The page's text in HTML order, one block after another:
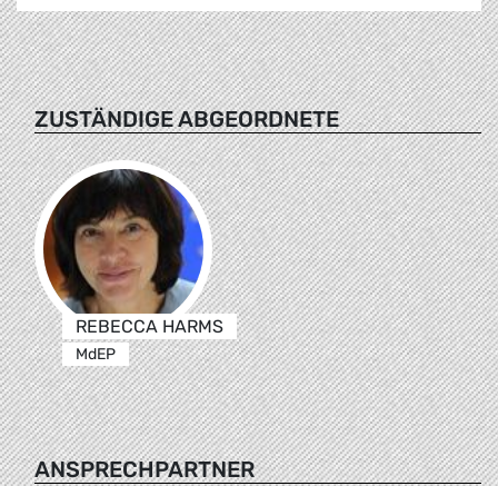
ZUSTÄNDIGE ABGEORDNETE
REBECCA HARMS
MdEP
ANSPRECHPARTNER